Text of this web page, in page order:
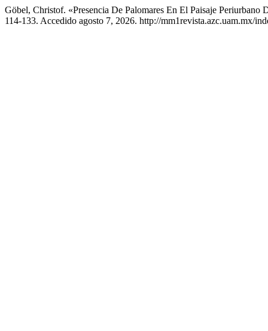
Göbel, Christof. «Presencia De Palomares En El Paisaje Periurbano
114-133. Accedido agosto 7, 2026. http://mm1revista.azc.uam.mx/